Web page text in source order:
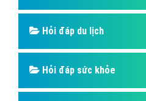
Hỏi đáp du lịch
Hỏi đáp sức khỏe